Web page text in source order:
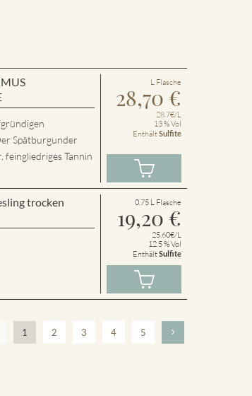
Spätburgunder
feingliedriges Tannin
L Flasche
28,70 €
28.7€/L
13 % Vol
EnthältSulfite
trocken
0.75 L Flasche
19,20 €
25.60€/L
12.5 % Vol
EnthältSulfite
1 2 3 4 5